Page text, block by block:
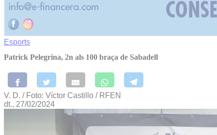
Esports
Patrick Pelegrina, 2n als 100 braça de Sabadell
V. D. / Foto: Víctor Castillo / RFEN
dt., 27/02/2024